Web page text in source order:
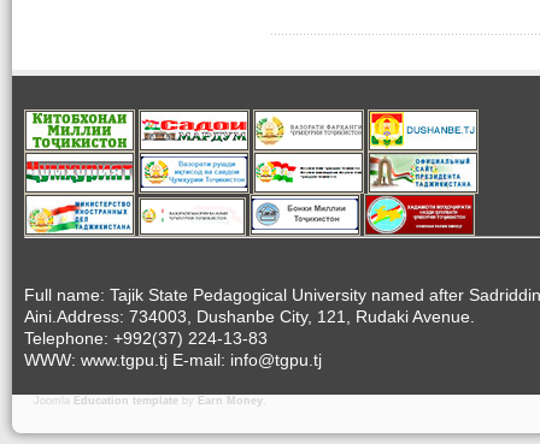
Full name: Tajik State Pedagogical University named after Sadriddin
Aini.Address: 734003, Dushanbe City, 121, Rudaki Avenue.
Telephone: +992(37) 224-13-83
WWW: www.tgpu.tj E-mail: info@tgpu.tj
Joomla Education template by Earn Money.